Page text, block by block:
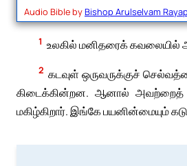
Audio Bible byBishop Arulselvam
1 உலகில் மனிதரைக்
2 கடவுள் ஒருவருக்குச்
கிடைக்கின்றன. ஆனால் அவற்றைத்
மகிழ்கிறார். இங்கே பயனின்மையும்